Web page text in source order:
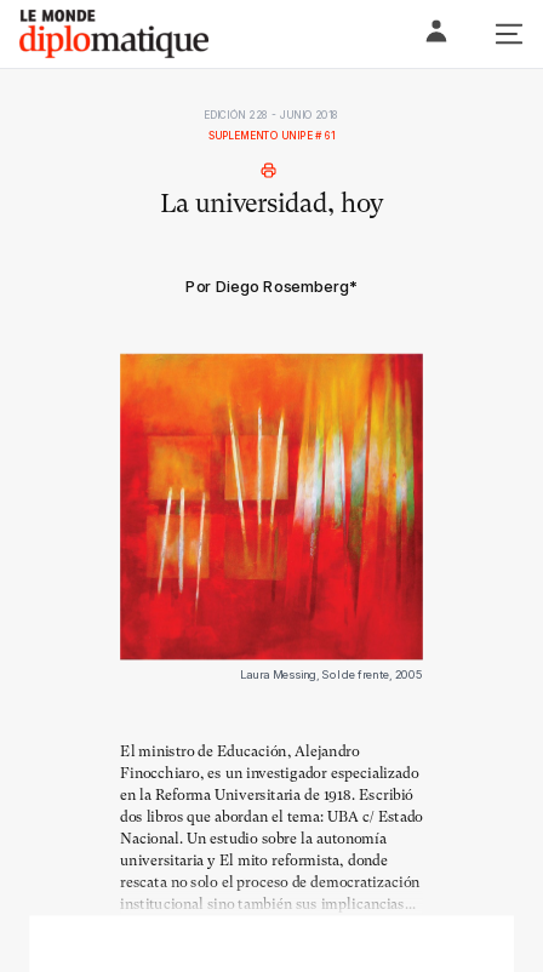
Skip
content
Le monde diplomatique
EDICIÓN 228 - JUNIO 2018
SUPLEMENTO UNIPE # 61
La universidad, hoy
Por Diego Rosemberg*
Laura Messing, Sol de frente, 2005
El ministro de Educación, Alejandro
Finocchiaro, es un investigador especializado
en la Reforma Universitaria de 1918. Escribió
dos libros que abordan el tema: UBA c/ Estado
Nacional. Un estudio sobre la autonomía
universitaria y El mito reformista, donde
rescata no solo el proceso de democratización
institucional sino también sus implicancias...